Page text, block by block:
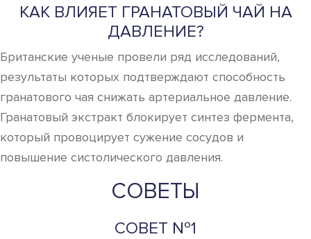
КАК ВЛИЯЕТ ГРАНАТОВЫЙ ЧАЙ НА
ДАВЛЕНИЕ?
Британские ученые провели ряд исследований,
результаты которых подтверждают способность
гранатового чая снижать артериальное давление.
Гранатовый экстракт блокирует синтез фермента,
который провоцирует сужение сосудов и
повышение систолического давления.
СОВЕТЫ
СОВЕТ №1